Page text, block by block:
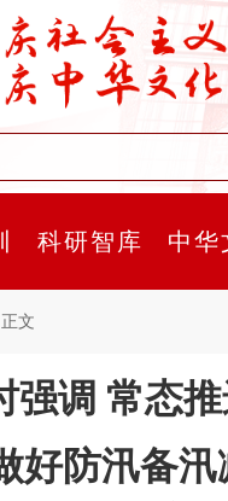
科研智库 中华
正文
强调 常态
好防汛备